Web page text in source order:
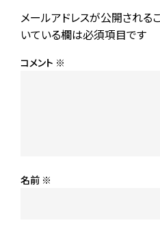
メールアドレスが公開される
いている欄は必須項目です
コメント ※
名前 ※